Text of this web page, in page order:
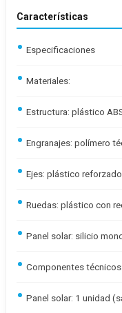
Características
Especificaciones
Materiales:
Estructura: plástico
Engranajes: polímero
Ejes: plástico reforzado
Ruedas: plástico con
Panel solar: silicio
Componentes técnicos:
Panel solar: 1 unidad